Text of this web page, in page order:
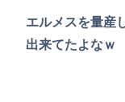
エルメスを量産
出来てたよなｗ